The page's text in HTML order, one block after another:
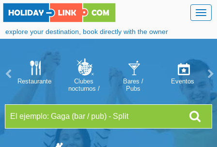
explore your destination, book directly with the owner
Restaurantes
Clubes
nocturnos /
Bares /
Pubs
Eventos